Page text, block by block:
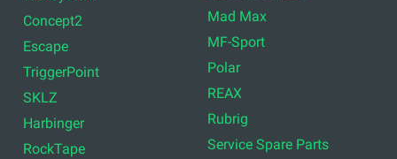
Concept2
Escape
TriggerPoint
SKLZ
Harbinger
RockTape
Mad Max
MF-Sport
Polar
REAX
Rubrig
Service Spare Parts